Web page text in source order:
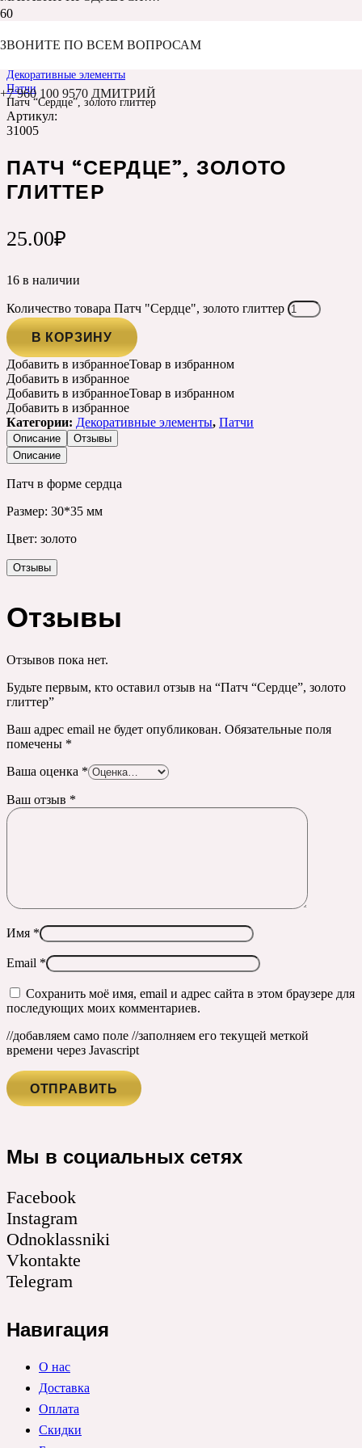
ЗВОНИТЕ ПО ВСЕМ ВОПРОСАМ
+7 960 100 9570 ДМИТРИЙ
Главная
Декоративные элементы
Патчи
Патч “Сердце”, золото глиттер
Артикул:
31005
ПАТЧ “СЕРДЦЕ”, ЗОЛОТО
ГЛИТТЕР
25.00₽
16 в наличии
Количество товара Патч "Сердце", золото глиттер
В КОРЗИНУ
Добавить в избранноеТовар в избранном
Добавить в избранное
Добавить в избранноеТовар в избранном
Добавить в избранное
Категории: Декоративные элементы, Патчи
Описание
Отзывы
Описание
Патч в форме сердца
Размер: 30*35 мм
Цвет: золото
Отзывы
Отзывы
Отзывов пока нет.
Будьте первым, кто оставил отзыв на “Патч “Сердце”, золото
глиттер”
Ваш адрес email не будет опубликован. Обязательные поля
помечены *
Ваша оценка *
Ваш отзыв *
Имя *
Email *
Сохранить моё имя, email и адрес сайта в этом браузере для
последующих моих комментариев.
//добавляем само поле //заполняем его текущей меткой
времени через Javascript
Мы в социальных сетях
Facebook
Instagram
Odnoklassniki
Vkontakte
Telegram
Навигация
О нас
Доставка
Оплата
Скидки